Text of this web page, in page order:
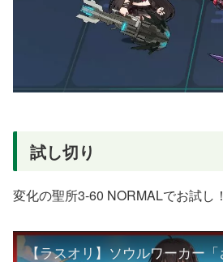
試し切り
変化の聖所3-60 NORMALでお試し！